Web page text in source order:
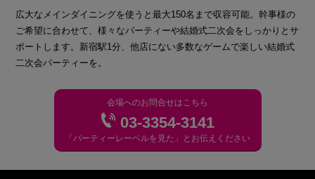
広大なメインダイニングを使うと最大150名まで収容可能。幹事様の
ご希望に合わせて、様々なパーティーや結婚式二次会をしっかりとサ
ポートします。新宿駅1分、他店にない多数なゲームで楽しい結婚式
二次会パーティーを。
会場へのお問合せはこちら
03-3354-3141
「パーティーレーベルを見た」とお伝えください